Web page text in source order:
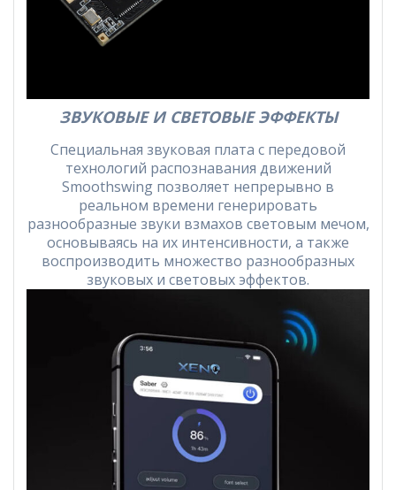
ЗВУКОВЫЕ И СВЕТОВЫЕ ЭФФЕКТЫ
Специальная звуковая плата с передовой
технологий распознавания движений
Smoothswing позволяет непрерывно в
реальном времени генерировать
разнообразные звуки взмахов световым мечом,
основываясь на их интенсивности, а также
воспроизводить множество разнообразных
звуковых и световых эффектов.